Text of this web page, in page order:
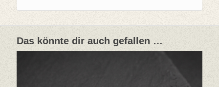
Das könnte dir auch gefallen …